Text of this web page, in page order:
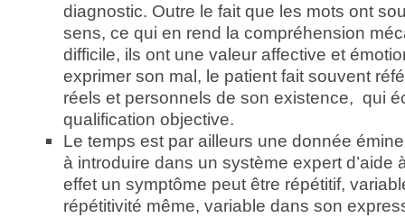
diagnostic. Outre le fait que les mots ont
sens, ce qui en rend la compréhension
difficile, ils ont une valeur affective et
exprimer son mal, le patient fait souvent
réels et personnels de son existence, qui
qualification objective.
Le temps est par ailleurs une donnée
à introduire dans un système expert d’aide
effet un symptôme peut être répétitif,
répétitivité même, variable dans son